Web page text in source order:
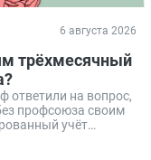
6 августа 2026
трёхмесячный
ответили на вопрос,
профсоюза своим
учёт